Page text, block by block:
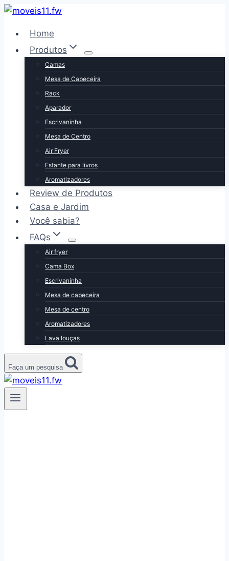
Pular
Conteúdo
Home
Produtos
Camas
Mesa de Cabeceira
Rack
Aparador
Escrivaninha
Mesa de Centro
Air Fryer
Estante para livros
Aromatizadores
Review de Produtos
Casa e Jardim
Você sabia?
FAQs
Air fryer
Cama Box
Escrivaninha
Mesa de cabeceira
Mesa de centro
Aromatizadores
Lava louças
Faça um pesquisa